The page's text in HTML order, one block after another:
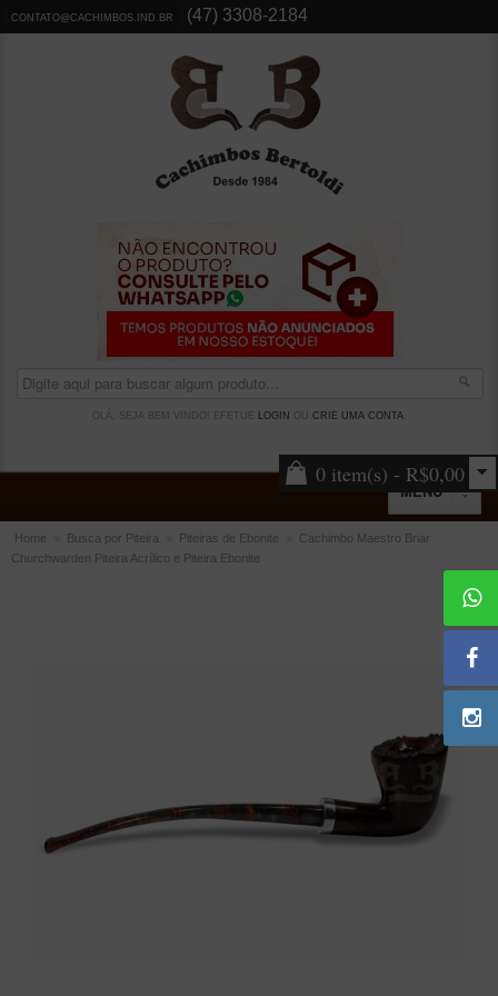
CONTATO@CACHIMBOS.IND.BR (47) 3308-2184
OLÁ, SEJA BEM VINDO! EFETUE LOGIN CRIE UMA CONTA.
0 item(s) - R$0,00
MENU
ACESSÓRIOS
Limpadores para Cachimbo
Bolsas para Cachimbo
Home Busca por Piteira Piteiras de Ebonite
Cachimbo Maestro Briar
Churchwarden Piteira Acrílico e Piteira Ebonite